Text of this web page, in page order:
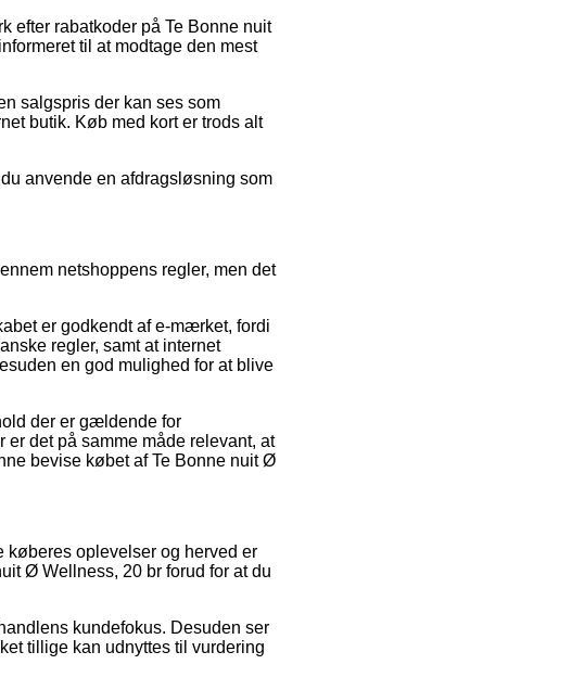
efter rabatkoder på Te Bonne nuit
til at modtage den mest
salgspris der kan ses som
butik. Køb med kort er trods alt
anvende en afdragsløsning som
netshoppens regler, men det
er godkendt af e-mærket, fordi
regler, samt at internet
en god mulighed for at blive
der er gældende for
det på samme måde relevant, at
bevise købet af Te Bonne nuit Ø
oplevelser og herved er
Ø Wellness, 20 br forud for at du
kundefokus. Desuden ser
tillige kan udnyttes til vurdering